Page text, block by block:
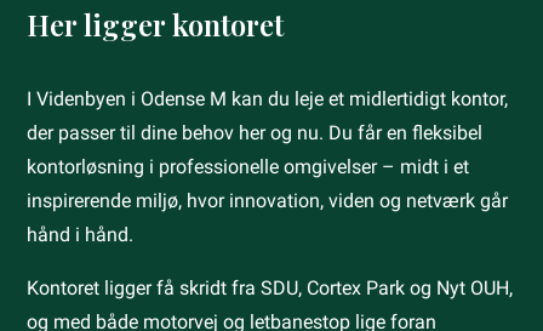
Her ligger kontoret
I Videnbyen i Odense M kan du leje et midlertidigt kontor,
der passer til dine behov her og nu. Du får en fleksibel
kontorløsning i professionelle omgivelser – midt i et
inspirerende miljø, hvor innovation, viden og netværk går
hånd i hånd.
Kontoret ligger få skridt fra SDU, Cortex Park og Nyt OUH,
og med både motorvej og letbanestop lige foran